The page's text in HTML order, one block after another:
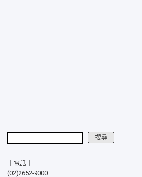
搜尋
｜電話｜
(02)2652-9000